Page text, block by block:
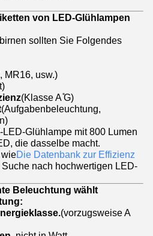
von LED-Glühlampen
sollten Sie Folgendes
MR16, usw.)
(Klasse A ̊G)
(Aufgabenbeleuchtung,
Glühlampe mit 800 Lumen
die dasselbe macht.
Die Datenbank zur Effizienz
nach hochwertigen LED-
Beleuchtung wählt
(vorzugsweise A